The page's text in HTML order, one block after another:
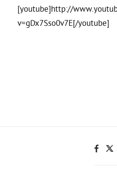
Ratsanträge
[youtube]http://
v=gDx7Sso0v7E[/youtube]